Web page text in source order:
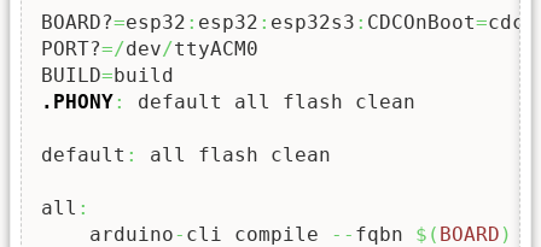
BOARD?=esp32 : esp32 : esp32s3 : CDCOnBoot=cdc
PORT?=/dev/ttyACM0
BUILD=
.PHONY: default all flash clean
default : all flash clean
all :
    arduino
- cli compile -- fqbn $ ( BOARD )